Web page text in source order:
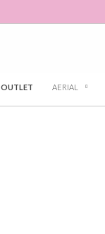
OUTLET AERIAL